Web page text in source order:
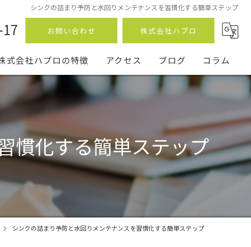
シンクの詰まり予防と水回りメンテナンスを習慣化する簡単ステップ
お問い合わせ 株式会社ハプロ
式会社ハプロの特徴
トイレ
浴室
ッチン
設備工事
アクセス ブログ コラム
慣化する簡単ステップ
シンクの詰まり予防と水回りメンテナンスを習慣化する簡単ステップ